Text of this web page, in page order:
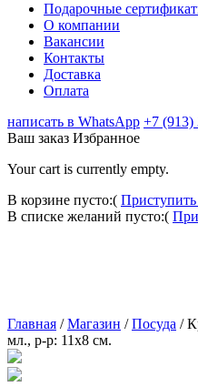
Подарочные
О компании
Вакансии
Контакты
Доставка
Оплата
написать в WhatsApp +7 (913)
Ваш заказ Избранное
Your cart is currently empty.
В корзине пусто:(
В списке желаний пусто:(
Главная /Магазин /Посуда /
мл., р-р: 11х8 см.